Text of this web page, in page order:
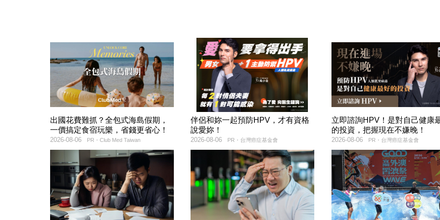
出國花費難抓？全包式海島假期，
一價搞定食宿玩樂，省錢更省心！
PR・Club Med Taiwan
2026-08-06
伴侶和妳一起預防HPV，才有資格
說愛妳！
PR・台灣癌症基金會
2026-08-06
立即諮詢HPV！是對自己健康
的投資，把握現在不嫌晚！
PR・台灣癌症基金會
2026-08-06